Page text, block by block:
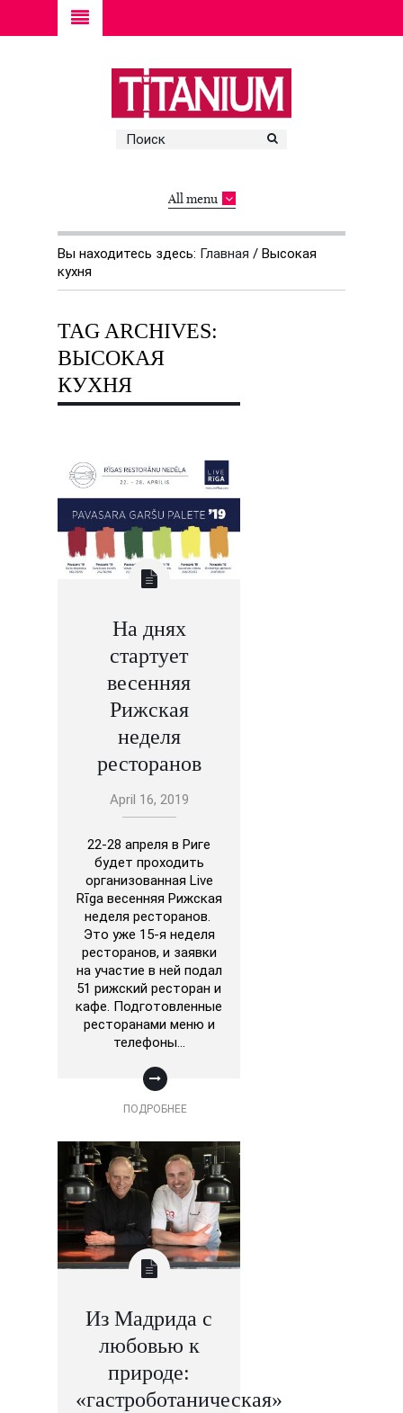
All menu
Вы находитесь здесь: Главная / Высокая
кухня
TAG ARCHIVES:
ВЫСОКАЯ
КУХНЯ
На днях
стартует
весенняя
Рижская
неделя
ресторанов
April 16, 2019
22-28 апреля в Риге
будет проходить
организованная Live
Rīga весенняя Рижская
неделя ресторанов.
Это уже 15-я неделя
ресторанов, и заявки
на участие в ней подал
51 рижский ресторан и
кафе. Подготовленные
ресторанами меню и
телефоны…
ПОДРОБНЕЕ
Из Мадрида с
любовью к
природе:
«гастроботаническая»